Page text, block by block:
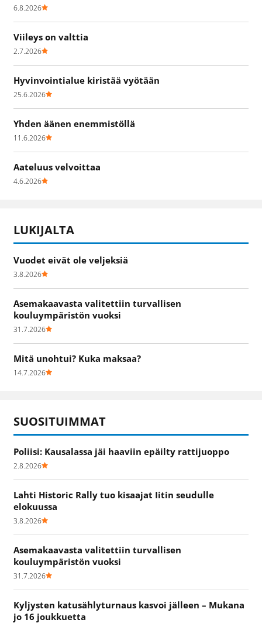
6.8.2026
Viileys on valttia
2.7.2026
Hyvinvointialue kiristää vyötään
25.6.2026
Yhden äänen enemmistöllä
11.6.2026
Aateluus velvoittaa
4.6.2026
LUKIJALTA
Vuodet eivät ole veljeksiä
3.8.2026
Asemakaavasta valitettiin turvallisen
kouluympäristön vuoksi
31.7.2026
Mitä unohtui? Kuka maksaa?
14.7.2026
SUOSITUIMMAT
Poliisi: Kausalassa jäi haaviin epäilty rattijuoppo
2.8.2026
Lahti Historic Rally tuo kisaajat Iitin seudulle
elokuussa
3.8.2026
Asemakaavasta valitettiin turvallisen
kouluympäristön vuoksi
31.7.2026
Kyljysten katusählyturnaus kasvoi jälleen – Mukana
jo 16 joukkuetta